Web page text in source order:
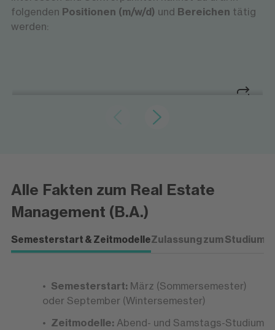
folgenden Positionen (m/w/d) und Bereichen tätig
werden:
Immobilienmanagement
Kaufmännische Verantwortung für
Du betreust die wirtschaftliche Verwaltung
und Entwicklung von Immobilienbeständen,
analysierst Märkte und optimierst
Bewirtschaftung und Rendite.
Alle Fakten zum Real Estate
Management (B.A.)
Semesterstart & ZeitmodelleZulassung zum Studium
Semesterstart:März (Sommersemester)
oder September (Wintersemester)
Zeitmodelle:Abend- und Samstags-Studium